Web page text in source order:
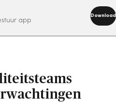
app
Download
nu